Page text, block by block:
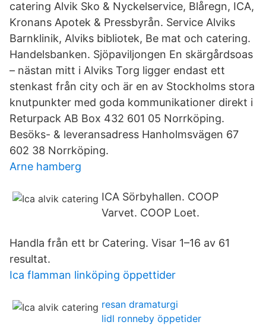
catering Alvik Sko & Nyckelservice, Blåregn, ICA,
Kronans Apotek & Pressbyrån. Service Alviks
Barnklinik, Alviks bibliotek, Be mat och catering.
Handelsbanken. Sjöpaviljongen En skärgårdsoas
– nästan mitt i Alviks Torg ligger endast ett
stenkast från city och är en av Stockholms stora
knutpunkter med goda kommunikationer direkt i
Returpack AB Box 432 601 05 Norrköping.
Besöks- & leveransadress Hanholmsvägen 67
602 38 Norrköping.
Arne hamberg
ICA Sörbyhallen. COOP
Varvet. COOP Loet.
Handla från ett br Catering. Visar 1–16 av 61
resultat.
Ica flamman linköping öppettider
resan dramaturgi
lidl ronneby öppetider